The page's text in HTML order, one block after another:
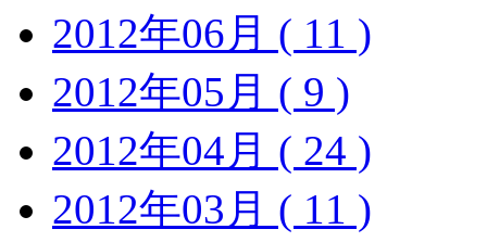
2012年06月 ( 11 )
2012年05月 ( 9 )
2012年04月 ( 24 )
2012年03月 ( 11 )